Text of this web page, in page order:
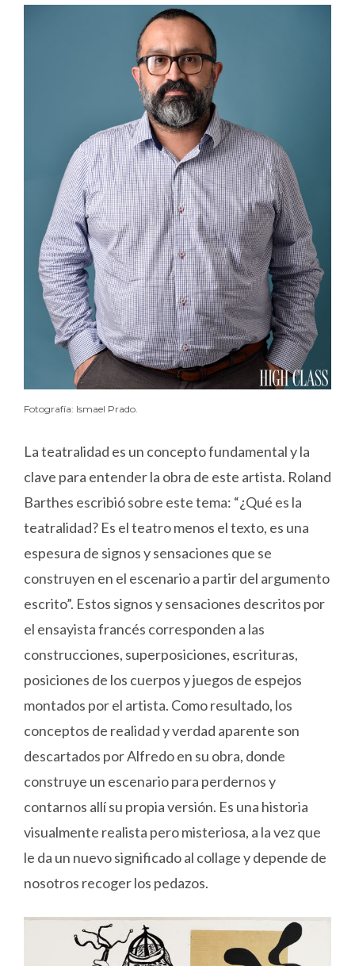
Fotografía: Ismael Prado.
La teatralidad es un concepto fundamental y la
clave para entender la obra de este artista. Roland
Barthes escribió sobre este tema: “¿Qué es la
teatralidad? Es el teatro menos el texto, es una
espesura de signos y sensaciones que se
construyen en el escenario a partir del argumento
escrito”. Estos signos y sensaciones descritos por
el ensayista francés corresponden a las
construcciones, superposiciones, escrituras,
posiciones de los cuerpos y juegos de espejos
montados por el artista. Como resultado, los
conceptos de realidad y verdad aparente son
descartados por Alfredo en su obra, donde
construye un escenario para perdernos y
contarnos allí su propia versión. Es una historia
visualmente realista pero misteriosa, a la vez que
le da un nuevo significado al collage y depende de
nosotros recoger los pedazos.